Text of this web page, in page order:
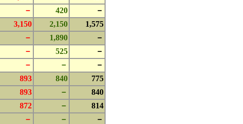
－ 420 －
3,150 2,150
1,575
－ 1,890 －
－ 525
－
－ － －
893 840
775
893 － 840
872 －
814
－ － －